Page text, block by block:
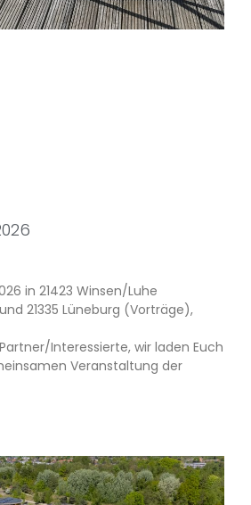
in 21423 Winsen/Luhe
21335 Lüneburg (Vorträge),
Interessierte, wir laden Euch
Veranstaltung der